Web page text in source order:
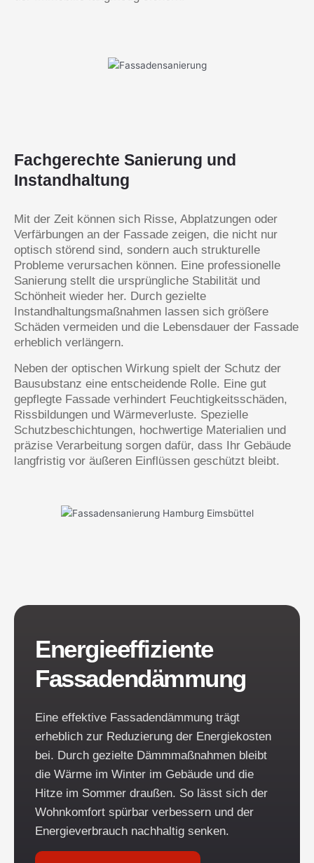
Fachgerechte Sanierung und
Instandhaltung
Mit der Zeit können sich Risse, Abplatzungen oder
Verfärbungen an der Fassade zeigen, die nicht nur
optisch störend sind, sondern auch strukturelle
Probleme verursachen können. Eine professionelle
Sanierung stellt die ursprüngliche Stabilität und
Schönheit wieder her. Durch gezielte
Instandhaltungsmaßnahmen lassen sich größere
Schäden vermeiden und die Lebensdauer der Fassade
erheblich verlängern.
Neben der optischen Wirkung spielt der Schutz der
Bausubstanz eine entscheidende Rolle. Eine gut
gepflegte Fassade verhindert Feuchtigkeitsschäden,
Rissbildungen und Wärmeverluste. Spezielle
Schutzbeschichtungen, hochwertige Materialien und
präzise Verarbeitung sorgen dafür, dass Ihr Gebäude
langfristig vor äußeren Einflüssen geschützt bleibt.
Energieeffiziente
Fassadendämmung
Eine effektive Fassadendämmung trägt
erheblich zur Reduzierung der Energiekosten
bei. Durch gezielte Dämmmaßnahmen bleibt
die Wärme im Winter im Gebäude und die
Hitze im Sommer draußen. So lässt sich der
Wohnkomfort spürbar verbessern und der
Energieverbrauch nachhaltig senken.